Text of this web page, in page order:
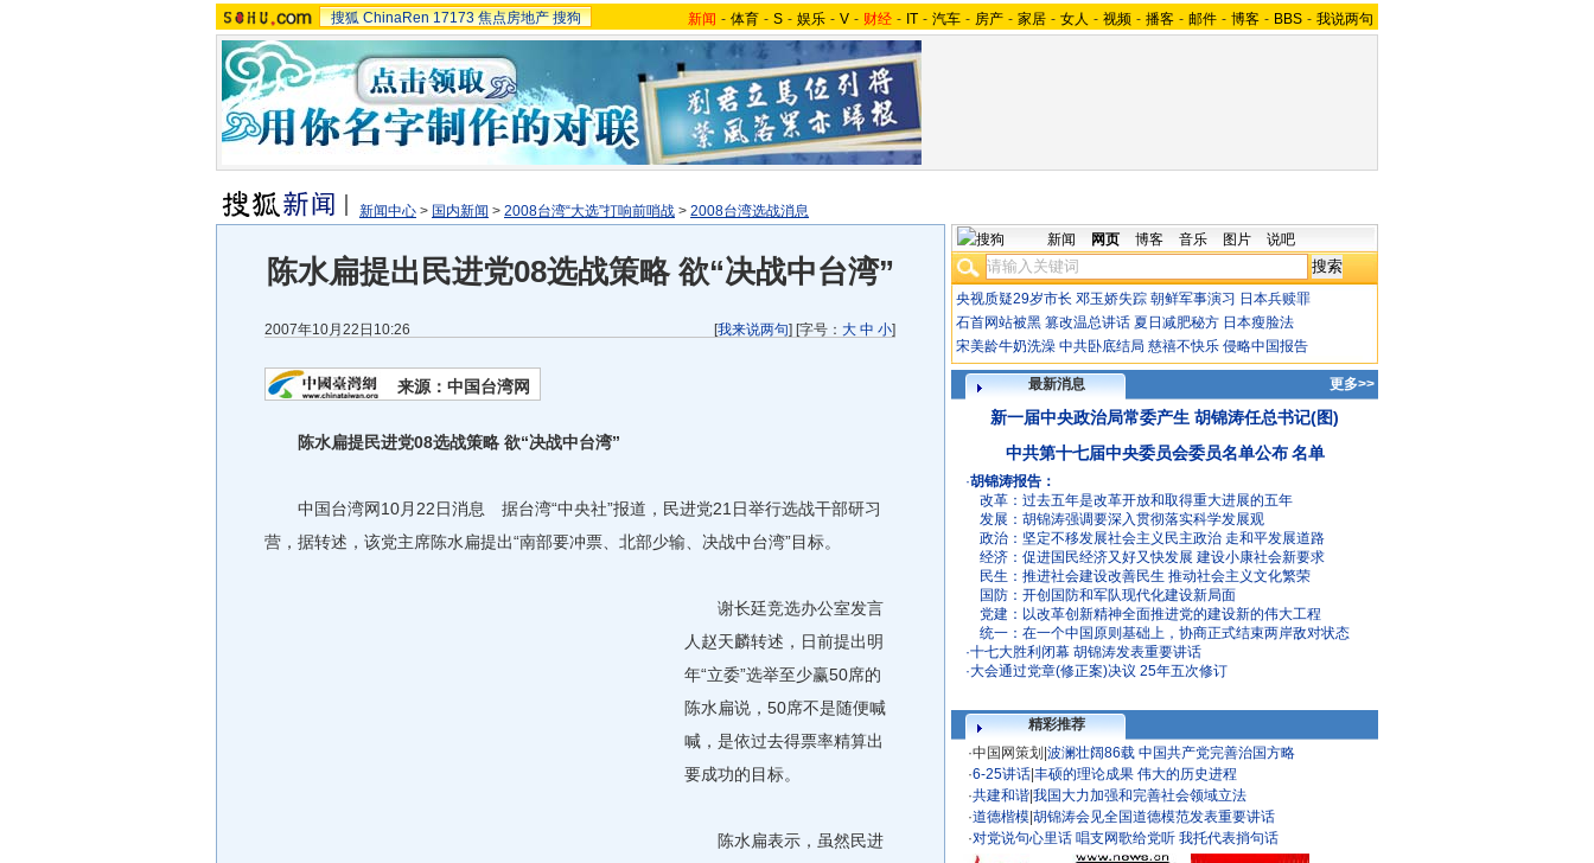
搜狐 ChinaRen 17173 焦点房地产 搜狗 新闻 - 体育 - S - 娱乐 - V - 财经 - IT - 汽车 - 房产 - 家居 - 女人 - 视频 - 播客 - 邮件 - 博客 - BBS - 我说两句
新闻中心 > 国内新闻 > 2008台湾“大选”打响前哨战 > 2008台湾选战消息
陈水扁提出民进党08选战策略 欲“决战中台湾”
2007年10月22日10:26 [我来说两句] [字号： 大 中 小]
来源：中国台湾网
陈水扁提民进党08选战策略 欲“决战中台湾”
中国台湾网10月22日消息 据台湾“中央社”报道，民进党21日举行选战干部研习
营，据转述，该党主席陈水扁提出“南部要冲票、北部少输、决战中台湾”目标。
谢长廷竞选办公室发言
人赵天麟转述，日前提出明
年“立委”选举至少赢50席的
陈水扁说，50席不是随便喊
喊，是依过去得票率精算出
要成功的目标。
陈水扁表示，虽然民进
新闻 网页 博客 音乐 图片 说吧
央视质疑29岁市长 邓玉娇失踪 朝鲜军事演习 日本兵赎罪
石首网站被黑 篡改温总讲话 夏日减肥秘方 日本瘦脸法
宋美龄牛奶洗澡 中共卧底结局 慈禧不快乐 侵略中国报告
最新消息 更多>>
新一届中央政治局常委产生 胡锦涛任总书记(图)
中共第十七届中央委员会委员名单公布 名单
·胡锦涛报告：
改革： 过去五年是改革开放和取得重大进展的五年
发展： 胡锦涛强调要深入贯彻落实科学发展观
政治： 坚定不移发展社会主义民主政治 走和平发展道路
经济： 促进国民经济又好又快发展 建设小康社会新要求
民生： 推进社会建设改善民生 推动社会主义文化繁荣
国防： 开创国防和军队现代化建设新局面
党建： 以改革创新精神全面推进党的建设新的伟大工程
统一： 在一个中国原则基础上，协商正式结束两岸敌对状态
·十七大胜利闭幕 胡锦涛发表重要讲话
·大会通过党章(修正案)决议 25年五次修订
精彩推荐
·中国网策划 波澜壮阔86载 中国共产党完善治国方略
·6-25讲话 丰硕的理论成果 伟大的历史进程
·共建和谐 我国大力加强和完善社会领域立法
·道德楷模 胡锦涛会见全国道德模范发表重要讲话
·对党说句心里话 唱支网歌给党听 我托代表捎句话